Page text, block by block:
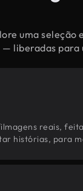
uma seleção
— liberadas para
reais,
histórias, para